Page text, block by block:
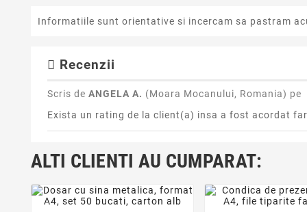
Informatiile sunt orientative si incercam sa pastram
Recenzii
Scris de ANGELA A. (Moara Mocanului, Romania) pe
Exista un rating de la client(a) insa a fost acordat
ALTI CLIENTI AU CUMPARAT: